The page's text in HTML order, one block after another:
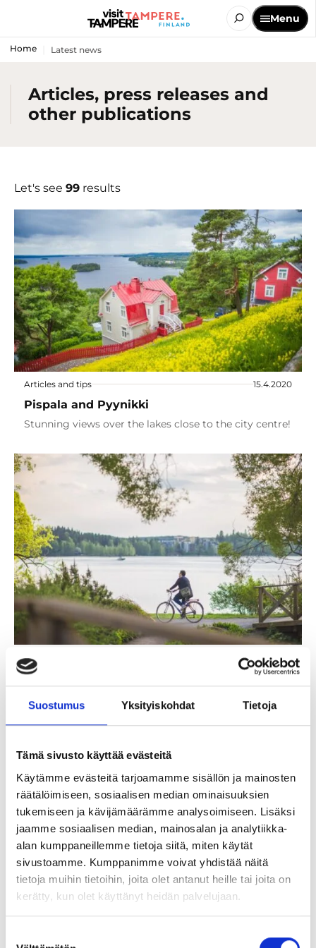
Suostumus Yksityiskohdat Tietoja
Tämä sivusto käyttää evästeitä
Käytämme evästeitä tarjoamamme sisällön ja mainosten
räätälöimiseen, sosiaalisen median ominaisuuksien
tukemiseen ja kävijämäärämme analysoimiseen. Lisäksi
jaamme sosiaalisen median, mainosalan ja analytiikka-
alan kumppaneillemme tietoja siitä, miten käytät
sivustoamme. Kumppanimme voivat yhdistää näitä
tietoja muihin tietoihin, joita olet antanut heille tai joita on
kerätty, kun olet käyttänyt heidän palvelujaan.
Menu
Home Latest news
Articles, press releases and
other publications
Let's see 99 results
Articles and tips 15.4.2020
Pispala and Pyynikki
Stunning views over the lakes close to the city centre!
Articles and tips 15.4.2020
Hatanpää and Härmälä disctricts
park and garden areas on the lakeside?